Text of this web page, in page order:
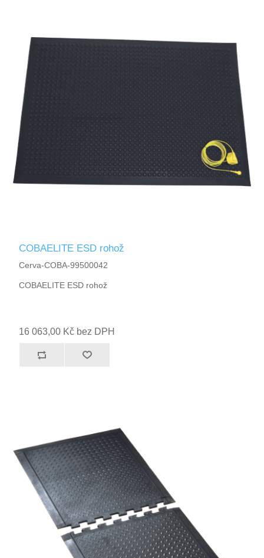
COBAELITE ESD rohož
Cerva-COBA-99500042
COBAELITE ESD rohož
16 063,00 Kč bez DPH